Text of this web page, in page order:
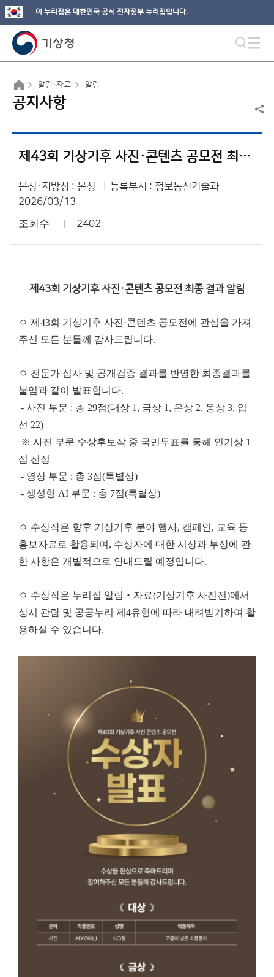
이 누리집은 대한민국 공식 전자정부 누리집입니다.
알림·자료 알림
공지사항
제43회 기상기후 사진·콘텐츠 공모전 최종 결과 알림
본청·지방청 : 본청
등록부서 : 정보통신기술과
2026/03/13
조회수 2402
제43회 기상기후 사진·콘텐츠 공모전 최종 결과 알림
ㅇ 제43회 기상기후 사진·콘텐츠 공모전에 관심을 가져
주신 모든 분들께 감사드립니다.
ㅇ 전문가 심사 및 공개검증 결과를 반영한 최종결과를
붙임과 같이 발표합니다.
- 사진 부문 : 총 29점(대상 1, 금상 1, 은상 2, 동상 3, 입
선 22)
※ 사진 부문 수상후보작 중 국민투표를 통해 인기상 1
점 선정
- 영상 부문 : 총 3점(특별상)
- 생성형 AI 부문 : 총 7점(특별상)
ㅇ 수상작은 향후 기상기후 분야 행사, 캠페인, 교육 등
홍보자료로 활용되며, 수상자에 대한 시상과 부상에 관
한 사항은 개별적으로 안내드릴 예정입니다.
ㅇ 수상작은 누리집 알림‧자료(기상기후 사진전)에서
상시 관람 및 공공누리 제4유형에 따라 내려받기하여 활
용하실 수 있습니다.